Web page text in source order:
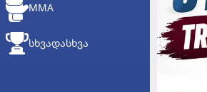
MMA
ᲡᲮᲕᲐᲓᲐᲡᲮᲕᲐ